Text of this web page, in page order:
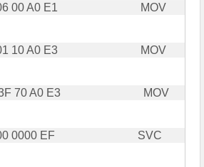
00 A0 E1                             MOV
10 A0 E3                             MOV
70 A0 E3                             MOV
0000 EF                             SVC